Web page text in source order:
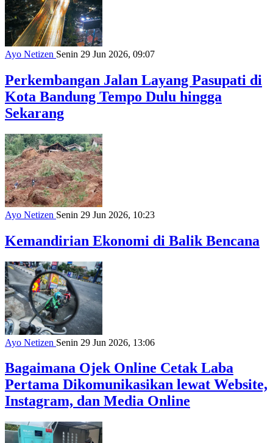
Ayo Netizen Senin 29 Jun 2026, 09:07
Perkembangan Jalan Layang Pasupati di
Kota Bandung Tempo Dulu hingga
Sekarang
Ayo Netizen Senin 29 Jun 2026, 10:23
Kemandirian Ekonomi di Balik Bencana
Ayo Netizen Senin 29 Jun 2026, 13:06
Bagaimana Ojek Online Cetak Laba
Pertama Dikomunikasikan lewat Website,
Instagram, dan Media Online